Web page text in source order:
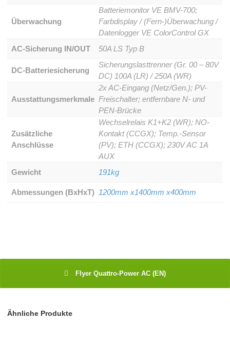
Überwachung
Batteriemonitor VE BMV-700;
Farbdisplay / (Fern-)Überwachung /
Datenlogger VE ColorControl GX
AC-Sicherung IN/OUT
50A LS Typ B
DC-Batteriesicherung
Sicherungslasttrenner (Gr. 00 – 80V
DC) 100A (LR) / 250A (WR)
Ausstattungsmerkmale
2x AC-Eingang (Netz/Gen.); PV-
Freischalter; entfernbare N- und
PEN-Brücke
Zusätzliche
Anschlüsse
Wechselrelais K1+K2 (WR); NO-
Kontakt (CCGX); Temp.-Sensor
(PV); ETH (CCGX); 230V AC 1A
AUX
Gewicht
191kg
Abmessungen (BxHxT) 1200mm x1400mm x400mm
Flyer Quattro-Power AC (EN)
Ähnliche Produkte